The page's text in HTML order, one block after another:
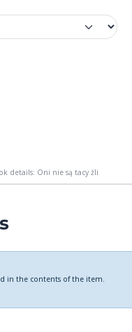
details: Oni nie są tacy źli
in the contents of the item.